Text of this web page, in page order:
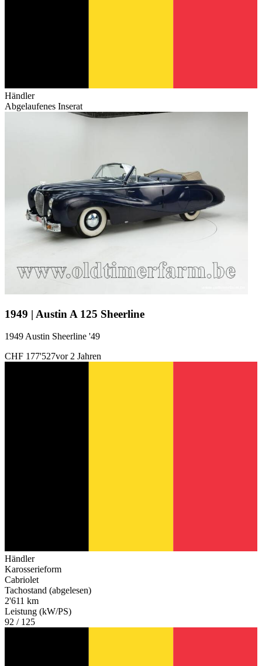
Händler
Abgelaufenes Inserat
1949 | Austin A 125 Sheerline
1949 Austin Sheerline '49
CHF 177'527vor 2 Jahren
Händler
Karosserieform
Cabriolet
Tachostand (abgelesen)
2'611 km
Leistung (kW/PS)
92 / 125